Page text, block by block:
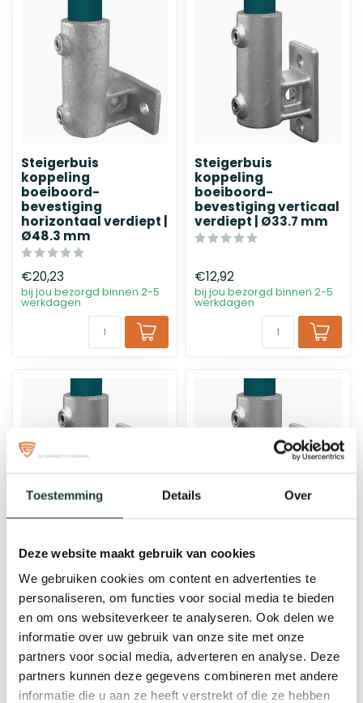
Toestemming Details Over
Deze website maakt gebruik van cookies
We gebruiken cookies om content en advertenties te
personaliseren, om functies voor social media te bieden
en om ons websiteverkeer te analyseren. Ook delen we
informatie over uw gebruik van onze site met onze
partners voor social media, adverteren en analyse. Deze
partners kunnen deze gegevens combineren met andere
informatie die u aan ze heeft verstrekt of die ze hebben
Steigerbuis
koppeling
boeiboord-
bevestiging
horizontaal verdiept |
Ø48.3 mm
€20,23
bij jou bezorgd binnen 2-5
werkdagen
Steigerbuis
koppeling
boeiboord-
bevestiging verticaal
verdiept | Ø33.7 mm
€12,92
bij jou bezorgd binnen 2-5
werkdagen
Steigerbuis
koppeling
boeiboord-
bevestiging verticaal
verdiept | Ø42.4 mm
€18,18
bij jou bezorgd binnen 2-5
werkdagen
Steigerbuis
koppeling
boeiboord-
verdiept | Ø48.3 mm
€20,37
bij jou bezorgd binnen 2-5
werkdagen